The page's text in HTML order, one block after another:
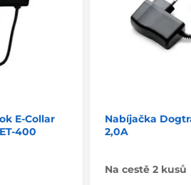
E-Collar
400
Nabíjačka
2,0A
Na cestě 2 kusů